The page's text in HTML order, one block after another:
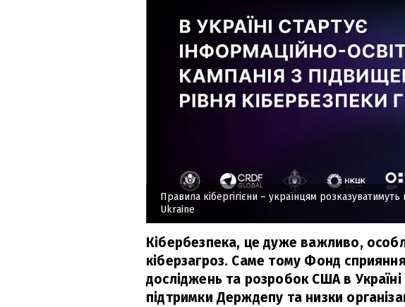
Правила кібергігієни – українцям
Ukraine
Кібербезпека, це дуже важливо,
кіберзагроз. Саме тому Фонд
досліджень та розробок США в Україні
підтримки Держдепу та низки